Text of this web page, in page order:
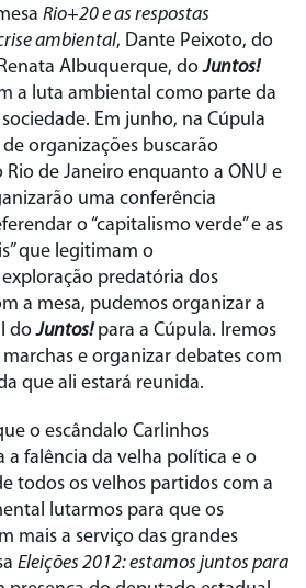
Rio+20 e as respostas
ambiental, Dante Peixoto, do
Albuquerque, doJuntos!
a luta ambiental como parte da
Em junho, na Cúpula
organizações buscarão
de Janeiro enquanto a ONU e
uma conferência
o “capitalismo verde” e as
que legitimam o
predatória dos
a mesa, pudemos organizar a
doJuntos!para a Cúpula. Iremos
e organizar debates com
que ali estará reunida.
o escândalo Carlinhos
a falência da velha política e o
todos os velhos partidos com a
lutarmos para que os
mais a serviço das grandes
Eleições 2012: estamos juntos para